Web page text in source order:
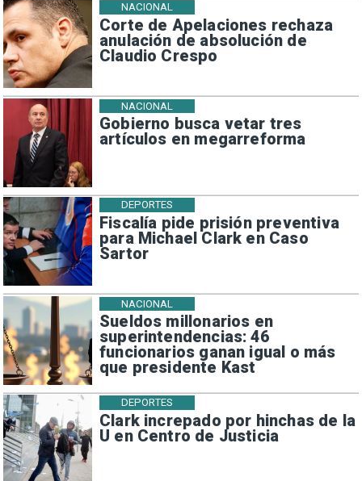
Corte de Apelaciones rechaza
anulación de absolución de
Claudio Crespo
NACIONAL
Gobierno busca vetar tres
artículos en megarreforma
NACIONAL
Fiscalía pide prisión preventiva
para Michael Clark en Caso
Sartor
DEPORTES
Sueldos millonarios en
superintendencias: 46
funcionarios ganan igual o más
que presidente Kast
NACIONAL
Clark increpado por hinchas de la
U en Centro de Justicia
DEPORTES